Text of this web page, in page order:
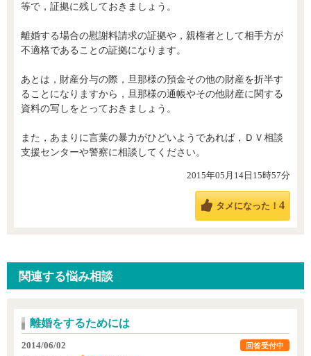
等で，証拠に残しておきましょう。
離婚する場合の慰謝料請求の証拠や，親権者として相手方が
不適格であることの証拠になります。
あとは，財産分与の際，旦那様の預金その他の財産を折半す
ることになりますから，旦那様の通帳やその他財産に関する
資料の写しをとっておきましょう。
また，あまりに言葉の暴力がひどいようであれば，ＤＶ相談
支援センターや警察に相談してください。
2015年05月14日15時57分
タメになった！ 4
関連する悩み相談
離婚をするためには
2014/06/02
回答受付中